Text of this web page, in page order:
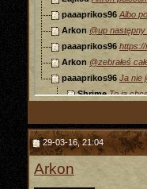
paaaprikos96 Albo
Arkon @up następny
paaaprikos96 https://
Arkon @zebrałeś
paaaprikos96 Ja nie
Shrime To ja
29-03-16, 21:04
Arkon